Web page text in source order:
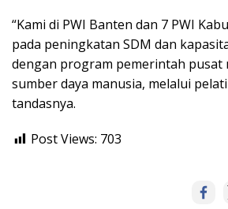
“Kami di PWI Banten dan 7 PWI
pada peningkatan SDM dan
dengan program pemerintah pusat
sumber daya manusia, melalui
tandasnya.
Post Views: 703